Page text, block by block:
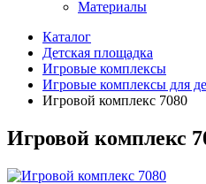
Материалы
Каталог
Детская площадка
Игровые комплексы
Игровые комплексы для
Игровой комплекс 7080
Игровой комплекс